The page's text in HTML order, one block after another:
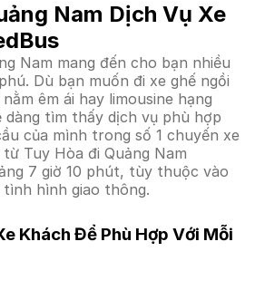
Nam Dịch Vụ Xe
Nam mang đến cho bạn nhiều
Dù bạn muốn đi xe ghế ngồi
êm ái hay limousine hạng
dàng tìm thấy dịch vụ phù hợp
của mình trong số 1 chuyến xe
Tuy Hòa đi Quảng Nam
7 giờ 10 phút, tùy thuộc vào
hình giao thông.
Khách Để Phù Hợp Với Mỗi